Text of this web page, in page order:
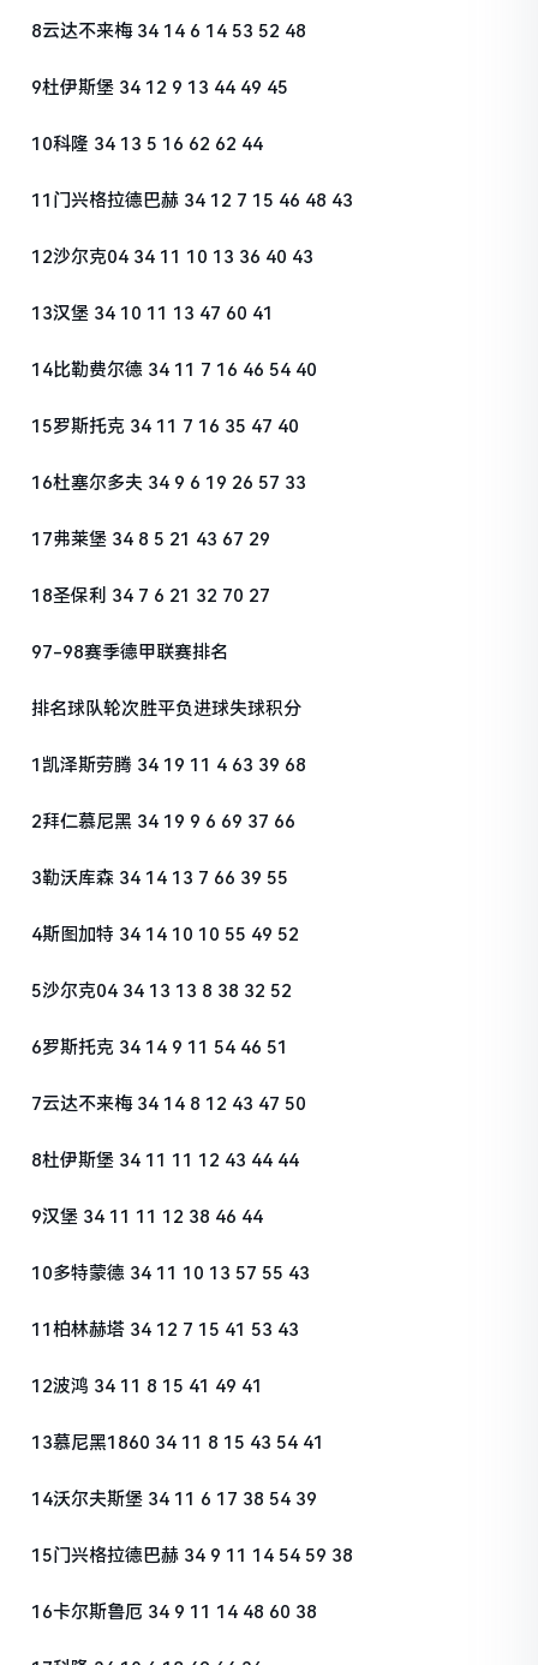
8云达不来梅 34 14 6 14 53 52 48
9杜伊斯堡 34 12 9 13 44 49 45
10科隆 34 13 5 16 62 62 44
11门兴格拉德巴赫 34 12 7 15 46 48 43
12沙尔克04 34 11 10 13 36 40 43
13汉堡 34 10 11 13 47 60 41
14比勒费尔德 34 11 7 16 46 54 40
15罗斯托克 34 11 7 16 35 47 40
16杜塞尔多夫 34 9 6 19 26 57 33
17弗莱堡 34 8 5 21 43 67 29
18圣保利 34 7 6 21 32 70 27
97-98赛季德甲联赛排名
排名球队轮次胜平负进球失球积分
1凯泽斯劳腾 34 19 11 4 63 39 68
2拜仁慕尼黑 34 19 9 6 69 37 66
3勒沃库森 34 14 13 7 66 39 55
4斯图加特 34 14 10 10 55 49 52
5沙尔克04 34 13 13 8 38 32 52
6罗斯托克 34 14 9 11 54 46 51
7云达不来梅 34 14 8 12 43 47 50
8杜伊斯堡 34 11 11 12 43 44 44
9汉堡 34 11 11 12 38 46 44
10多特蒙德 34 11 10 13 57 55 43
11柏林赫塔 34 12 7 15 41 53 43
12波鸿 34 11 8 15 41 49 41
13慕尼黑1860 34 11 8 15 43 54 41
14沃尔夫斯堡 34 11 6 17 38 54 39
15门兴格拉德巴赫 34 9 11 14 54 59 38
16卡尔斯鲁厄 34 9 11 14 48 60 38